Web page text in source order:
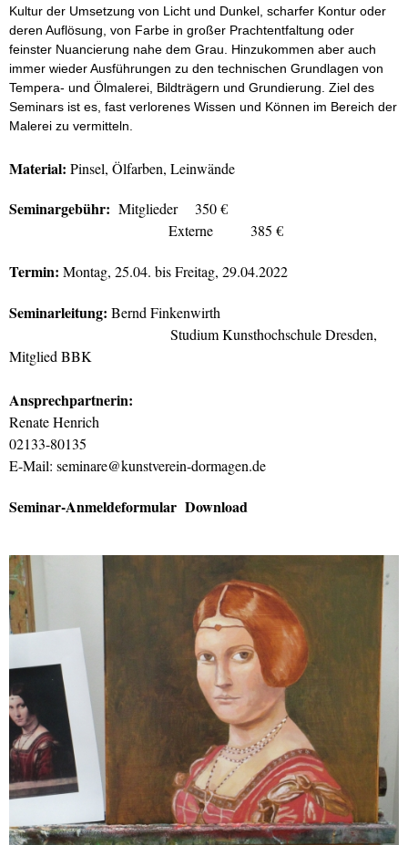
Kultur der Umsetzung von Licht und Dunkel, scharfer Kontur oder
deren Auflösung, von Farbe in großer Prachtentfaltung oder
feinster Nuancierung nahe dem Grau. Hinzukommen aber auch
immer wieder Ausführungen zu den technischen Grundlagen von
Tempera- und Ölmalerei, Bildträgern und Grundierung. Ziel des
Seminars ist es, fast verlorenes Wissen und Können im Bereich der
Malerei zu vermitteln.
Material: Pinsel, Ölfarben, Leinwände
Seminargebühr: Mitglieder 350 €
Externe 385 €
Termin: Montag, 25.04. bis Freitag, 29.04.2022
Seminarleitung: Bernd Finkenwirth
Studium Kunsthochschule Dresden,
Mitglied BBK
Ansprechpartnerin:
Renate Henrich
02133-80135
E-Mail: seminare@kunstverein-dormagen.de
Seminar-Anmeldeformular Download